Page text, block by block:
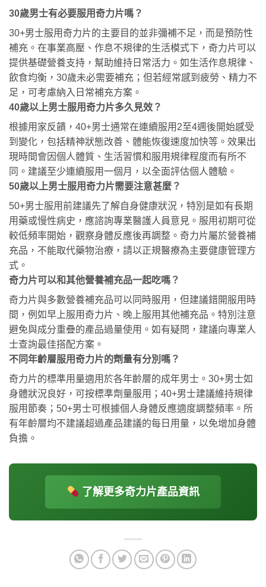
30歲男士有必要服用奇力片嗎？
30+男士服用奇力片的主要目的並非彌補不足，而是預防性
補充。在事業高壓、作息不規律的生活模式下，奇力片可以
提供基礎營養支持，幫助維持日常活力。如生活作息規律、
飲食均衡，30歲未必需要補充；但若經常感到疲勞、精力不
足，可考慮納入日常補充方案。
40歲以上男士服用奇力片多久見效？
根據用家反饋，40+男士通常在連續服用2至4週後開始感受
到變化，包括精神狀態改善、體能恢復速度加快等。效果出
現時間會因個人體質、生活習慣和服用規律程度而有所不
同。建議至少連續服用一個月，以全面評估個人體驗。
50歲以上男士服用奇力片需要注意甚麼？
50+男士服用前建議先了解自身健康狀況，特別是如有長期
用藥或慢性病史，應諮詢專業醫護人員意見。服用初期可從
較低頻率開始，觀察身體反應後再調整。奇力片屬於營養補
充品，不能取代藥物治療，請以正規醫療為主要健康管理方
式。
奇力片可以和其他營養補充品一起吃嗎？
奇力片與多數營養補充品可以同時服用，但建議錯開服用時
間，例如早上服用奇力片、晚上服用其他補充品。特別注意
避免與成分重疊的產品過量使用。如有疑問，建議向專業人
士查詢最佳搭配方案。
不同年齡層服用奇力片的劑量有分別嗎？
奇力片的標準用量適用於各年齡層的成年男士。30+男士如
身體狀況良好，可按標準劑量服用；40+男士建議維持規律
服用節奏；50+男士可根據個人身體反應適度調整頻率。所
有年齡層均不建議超過產品建議的每日用量，以免增加身體
負擔。
了解更多奇力片產品資訊